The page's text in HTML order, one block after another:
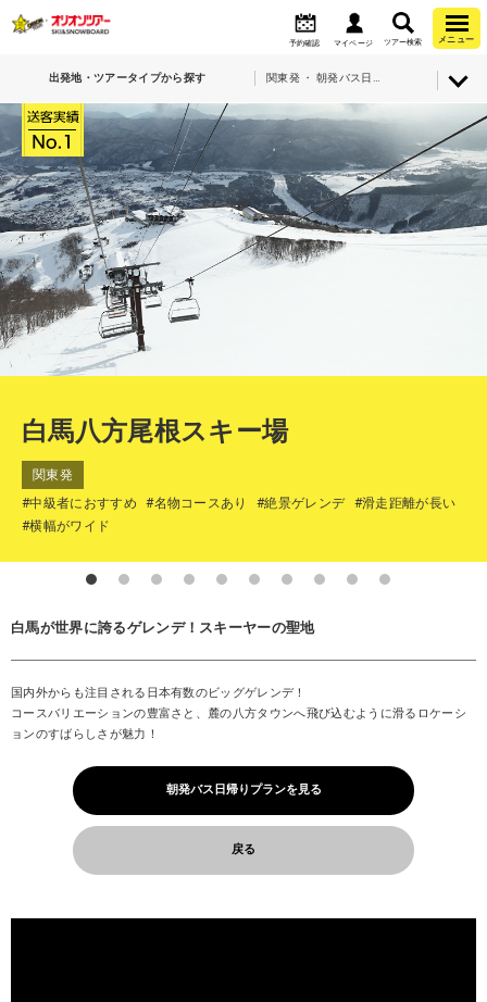
予約確認 マイページ ツアー検索 メニュー
出発地・ツアータイプから探す
白馬八方尾根スキー場
関東発
#中級者におすすめ
#名物コースあり #絶景ゲレンデ
#滑走距離が長い
#横幅がワイド
白馬が世界に誇るゲレンデ！スキーヤーの聖地
国内外からも注目される日本有数のビッグゲレンデ！
コースバリエーションの豊富さと、麓の八方タウンへ飛び込むように滑るロケーシ
ョンのすばらしさが魅力！
朝発バス日帰りプランを見る
戻る